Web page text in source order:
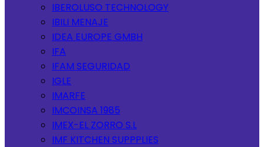
IBEROLUSO TECHNOLOGY
IBILI MENAJE
IDEA EUROPE GMBH
IFA
IFAM SEGURIDAD
IGLE
IMARFE
IMCOINSA 1985
IMEX-EL ZORRO S.L
IMF KITCHEN SUPPPLIES